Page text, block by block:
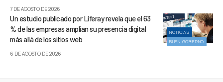
7 DE AGOSTO DE 2026
NOTICIAS
BUEN GOBIERNO
Un estudio publicado por Liferay revela que el 63
% de las empresas amplían su presencia digital
más allá de los sitios web
6 DE AGOSTO DE 2026